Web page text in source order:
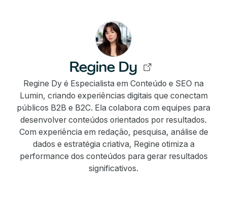
Regine Dy
Regine Dy é Especialista em Conteúdo e SEO na
Lumin, criando experiências digitais que conectam
públicos B2B e B2C. Ela colabora com equipes para
desenvolver conteúdos orientados por resultados.
Com experiência em redação, pesquisa, análise de
dados e estratégia criativa, Regine otimiza a
performance dos conteúdos para gerar resultados
significativos.